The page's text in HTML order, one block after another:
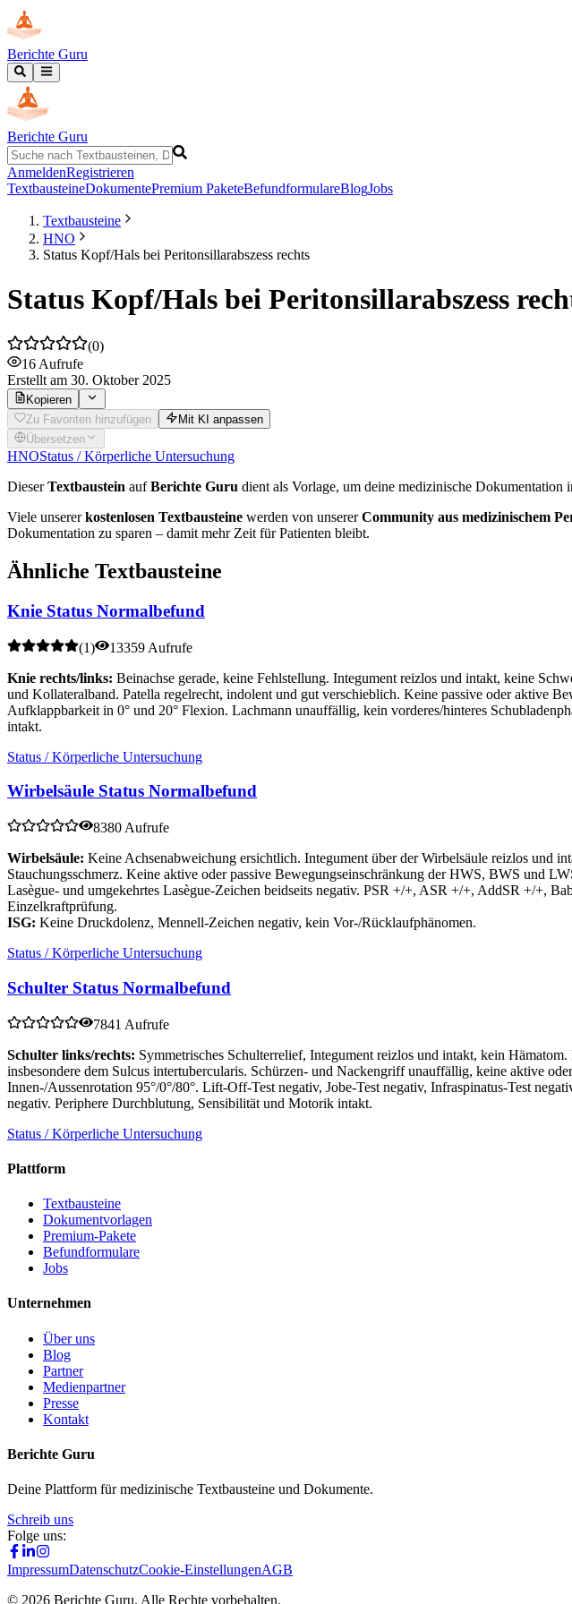
Berichte Guru
Berichte Guru
AnmeldenRegistrieren
TextbausteineDokumentePremium PaketeBefundformulareBlogJobs
Textbausteine
HNO
Status Kopf/Hals bei Peritonsillarabszess rechts
Status Kopf/Hals bei Peritonsillarabszess
(0)
16 Aufrufe
Erstellt am 30. Oktober 2025
Kopieren
Zu Favoriten hinzufügen
Mit KI anpassen
Übersetzen
HNOStatus / Körperliche Untersuchung
DieserTextbaustein aufBerichte Guru dient als Vorlage, um deine medizinische
Viele unsererkostenlosen Textbausteine werden von unsererCommunity aus medizinischem
Dokumentation zu sparen – damit mehr Zeit für Patienten bleibt.
Ähnliche Textbausteine
Knie Status Normalbefund
(1)
13359 Aufrufe
Knie rechts/links: Beinachse gerade, keine Fehlstellung. Integument reizlos und intakt, keine
und Kollateralband. Patella regelrecht, indolent und gut verschieblich. Keine passive oder aktive
Aufklappbarkeit in 0° und 20° Flexion. Lachmann unauffällig, kein vorderes/hinteres
intakt.
Status / Körperliche Untersuchung
Wirbelsäule Status Normalbefund
8380 Aufrufe
Wirbelsäule: Keine Achsenabweichung ersichtlich. Integument über der Wirbelsäule reizlos und
Stauchungsschmerz. Keine aktive oder passive Bewegungseinschränkung der HWS, BWS und
Lasègue- und umgekehrtes Lasègue-Zeichen beidseits negativ. PSR +/+, ASR +/+, AddSR +/+,
Einzelkraftprüfung.
ISG: Keine Druckdolenz, Mennell-Zeichen negativ, kein Vor-/Rücklaufphänomen.
Status / Körperliche Untersuchung
Schulter Status Normalbefund
7841 Aufrufe
Schulter links/rechts: Symmetrisches Schulterrelief, Integument reizlos und intakt, kein
insbesondere dem Sulcus intertubercularis. Schürzen- und Nackengriff unauffällig, keine aktive
Innen-/Aussenrotation 95°/0°/80°. Lift-Off-Test negativ, Jobe-Test negativ, Infraspinatus-Test
negativ. Periphere Durchblutung, Sensibilität und Motorik intakt.
Status / Körperliche Untersuchung
Plattform
Textbausteine
Dokumentvorlagen
Premium-Pakete
Befundformulare
Jobs
Unternehmen
Über uns
Blog
Partner
Medienpartner
Presse
Kontakt
Berichte Guru
Deine Plattform für medizinische Textbausteine und Dokumente.
Schreib uns
Folge uns:
ImpressumDatenschutzCookie-EinstellungenAGB
© 2026 Berichte Guru. Alle Rechte vorbehalten.